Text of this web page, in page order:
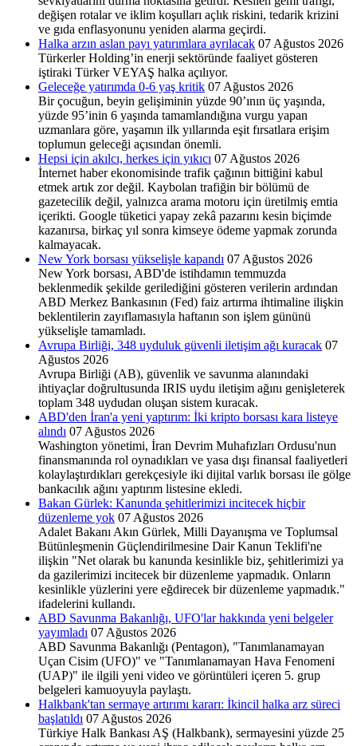
değişen rotalar ve iklim koşulları açlık riskini, tedarik krizini
ve gıda enflasyonunu yeniden alarma geçirdi.
Halka arzın aslan payı yatırımlara ayrılacak 07 Ağustos 2026
Türkerler Holding’in enerji sektöründe faaliyet göste­ren
iştiraki Türker VEYAŞ halka açılıyor.
Geleceğe yatırımda 0-6 yaş kritik 07 Ağustos 2026
Bir çocuğun, beyin gelişiminin yüzde 90’ının üç yaşında,
yüzde 95’inin 6 yaşında tamamlandığına vurgu yapan
uzmanlara göre, yaşamın ilk yıllarında eşit fırsatlara erişim
toplumun geleceği açısından önemli.
Hepsi için akılcı, herkes için yıkıcı 07 Ağustos 2026
İnternet haber ekonomisinde trafik çağının bittiğini kabul
etmek artık zor değil. Kaybolan trafiğin bir bölümü de
gazetecilik değil, yalnızca arama motoru için üretilmiş emtia
içerikti. Google tüketici yapay zekâ pazarını kesin biçimde
kazanırsa, birkaç yıl sonra kimseye ödeme yapmak zorunda
kalmayacak.
New York borsası yükselişle kapandı 07 Ağustos 2026
New York borsası, ABD'de istihdamın temmuzda
beklenmedik şekilde gerilediğini gösteren verilerin ardından
ABD Merkez Bankasının (Fed) faiz artırma ihtimaline ilişkin
beklentilerin zayıflamasıyla haftanın son işlem gününü
yükselişle tamamladı.
Avrupa Birliği, 348 uyduluk güvenli iletişim ağı kuracak 07
Ağustos 2026
Avrupa Birliği (AB), güvenlik ve savunma alanındaki
ihtiyaçlar doğrultusunda IRIS uydu iletişim ağını genişleterek
toplam 348 uydudan oluşan sistem kuracak.
ABD'den İran'a yeni yaptırım: İki kripto borsası kara listeye
alındı 07 Ağustos 2026
Washington yönetimi, İran Devrim Muhafızları Ordusu'nun
finansmanında rol oynadıkları ve yasa dışı finansal faaliyetleri
kolaylaştırdıkları gerekçesiyle iki dijital varlık borsası ile gölge
bankacılık ağını yaptırım listesine ekledi.
Bakan Gürlek: Kanunda şehitlerimizi incitecek hiçbir
düzenleme yok 07 Ağustos 2026
Adalet Bakanı Akın Gürlek, Milli Dayanışma ve Toplumsal
Bütünleşmenin Güçlendirilmesine Dair Kanun Teklifi'ne
ilişkin "Net olarak bu kanunda kesinlikle biz, şehitlerimizi ya
da gazilerimizi incitecek bir düzenleme yapmadık. Onların
kesinlikle yüzlerini yere eğdirecek bir düzenleme yapmadık."
ifadelerini kullandı.
ABD Savunma Bakanlığı, UFO'lar hakkında yeni belgeler
yayımladı 07 Ağustos 2026
ABD Savunma Bakanlığı (Pentagon), "Tanımlanamayan
Uçan Cisim (UFO)" ve "Tanımlanamayan Hava Fenomeni
(UAP)" ile ilgili yeni video ve görüntüleri içeren 5. grup
belgeleri kamuoyuyla paylaştı.
Halkbank'tan sermaye artırımı kararı: İkincil halka arz süreci
başlatıldı 07 Ağustos 2026
Türkiye Halk Bankası AŞ (Halkbank), sermayesini yüzde 25